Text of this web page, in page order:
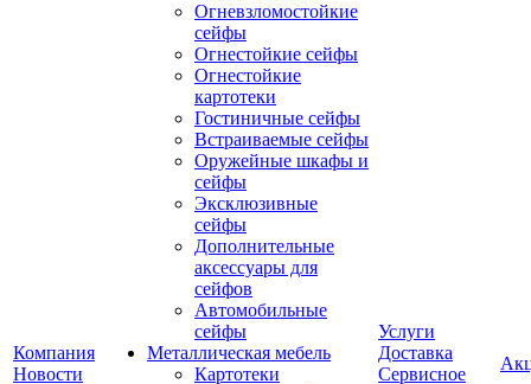
Компания
Новости
Огневзломостойкие
сейфы
Огнестойкие сейфы
Огнестойкие
картотеки
Гостиничные сейфы
Встраиваемые сейфы
Оружейные шкафы и
сейфы
Эксклюзивные
сейфы
Дополнительные
аксессуары для
сейфов
Автомобильные
сейфы
Металлическая мебель
Картотеки
Услуги
Доставка
Сервисное